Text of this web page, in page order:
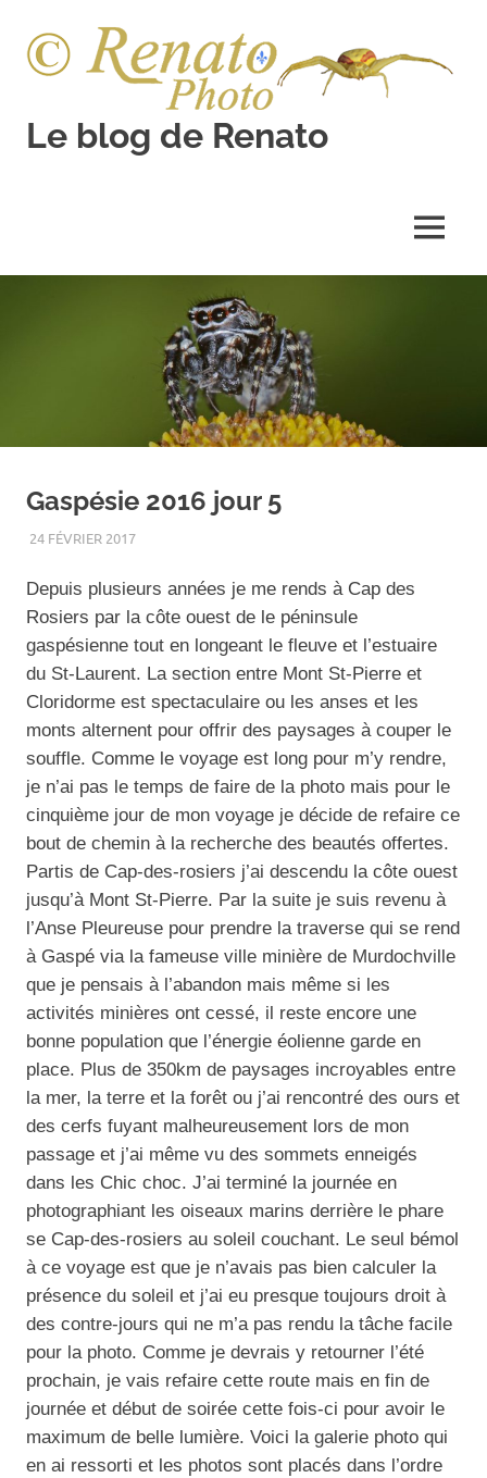
content
Le blog de Renato
MENU
Gaspésie 2016 jour 5
24 FÉVRIER 2017RENATO
ÉTÉ
Depuis plusieurs années je me rends à Cap des
Rosiers par la côte ouest de le péninsule
gaspésienne tout en longeant le fleuve et l’estuaire
du St-Laurent. La section entre Mont St-Pierre et
Cloridorme est spectaculaire ou les anses et les
monts alternent pour offrir des paysages à couper le
souffle. Comme le voyage est long pour m’y rendre,
je n’ai pas le temps de faire de la photo mais pour le
cinquième jour de mon voyage je décide de refaire ce
bout de chemin à la recherche des beautés offertes.
Partis de Cap-des-rosiers j’ai descendu la côte ouest
jusqu’à Mont St-Pierre. Par la suite je suis revenu à
l’Anse Pleureuse pour prendre la traverse qui se rend
à Gaspé via la fameuse ville minière de Murdochville
que je pensais à l’abandon mais même si les
activités minières ont cessé, il reste encore une
bonne population que l’énergie éolienne garde en
place. Plus de 350km de paysages incroyables entre
la mer, la terre et la forêt ou j’ai rencontré des ours et
des cerfs fuyant malheureusement lors de mon
passage et j’ai même vu des sommets enneigés
dans les Chic choc. J’ai terminé la journée en
photographiant les oiseaux marins derrière le phare
se Cap-des-rosiers au soleil couchant. Le seul bémol
à ce voyage est que je n’avais pas bien calculer la
présence du soleil et j’ai eu presque toujours droit à
des contre-jours qui ne m’a pas rendu la tâche facile
pour la photo. Comme je devrais y retourner l’été
prochain, je vais refaire cette route mais en fin de
journée et début de soirée cette fois-ci pour avoir le
maximum de belle lumière. Voici la galerie photo qui
en ai ressorti et les photos sont placés dans l’ordre